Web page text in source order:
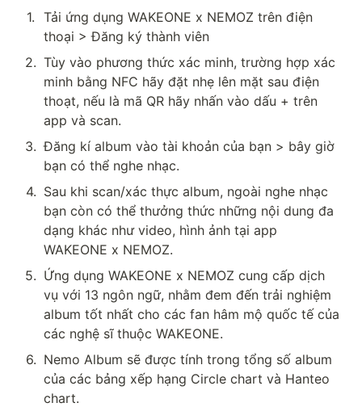
1. Tải ứng dụng WAKEONE x NEMOZ trên điện
thoại > Đăng ký thành viên
2. Tùy vào phương thức xác minh, trường hợp xác
minh bằng NFC hãy đặt nhẹ lên mặt sau điện
thoạt, nếu là mã QR hãy nhấn vào dấu + trên
app và scan.
3. Đăng kí album vào tài khoản của bạn > bây giờ
bạn có thể nghe nhạc.
4. Sau khi scan/xác thực album, ngoài nghe nhạc
bạn còn có thể thưởng thức những nội dung đa
dạng khác như video, hình ảnh tại app
WAKEONE x NEMOZ.
5. Ứng dụng WAKEONE x NEMOZ cung cấp dịch
vụ với 13 ngôn ngữ, nhằm đem đến trải nghiệm
album tốt nhất cho các fan hâm mộ quốc tế của
các nghệ sĩ thuộc WAKEONE.
6. Nemo Album sẽ được tính trong tổng số album
của các bảng xếp hạng Circle chart và Hanteo
chart.